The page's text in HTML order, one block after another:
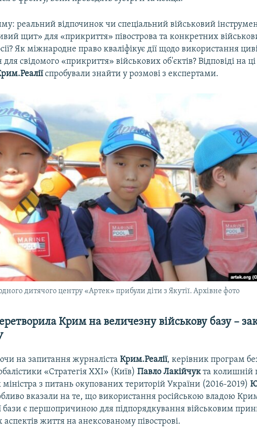
реальний відпочинок чи спеціальний військовий
щит» для «прикриття» півострова та конкретних
Як міжнародне право кваліфікує дії щодо використання
свідомого «прикриття» військових об'єктів? Відповіді на
спробували знайти у розмові з експертами.
дитячого центру «Артек» прибули діти з Якутії. Архівне фото
Крим на величезну військову базу –
на запитання журналістаКрим.Реалії, керівник програм
«Стратегія XXI» (Київ)Павло Лакійчукта колишній
міністра з питань окупованих територій України (2016-2019)
вказали на те, що використання російською владою
бази є першопричиною для підпорядкування військовим
аспектів життя на анексованому півострові.